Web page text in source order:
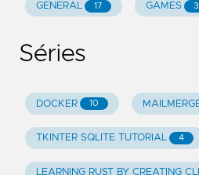
GENERAL 17 GAMES 3
Séries
DOCKER 10
TKINTER SQLITE TUTORIAL 4
LEARNING RUST BY CREATING